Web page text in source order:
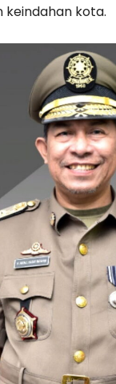
keindahan kota.